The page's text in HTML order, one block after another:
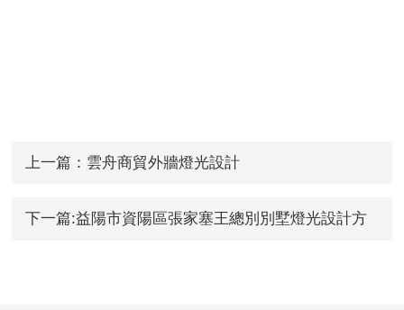
上一篇：雲舟商貿外牆燈光設計
下一篇:益陽市資陽區張家塞王總別別墅燈光設計方